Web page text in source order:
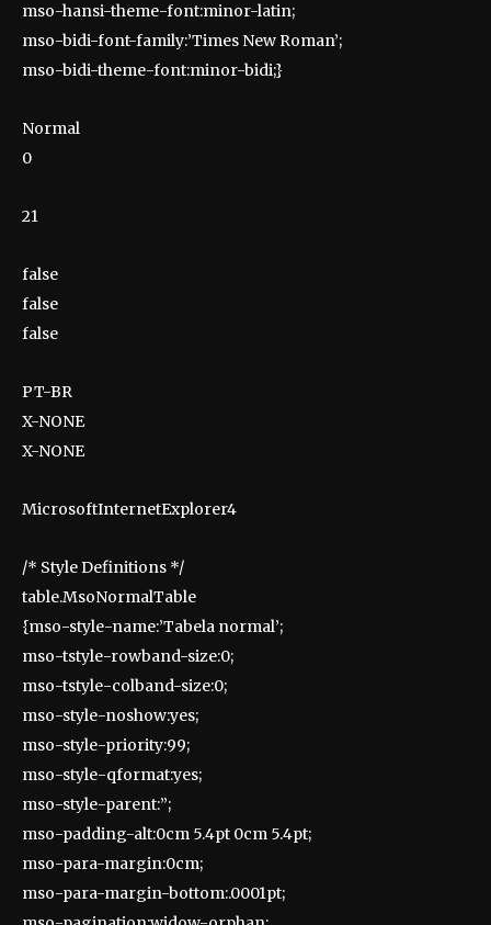
mso-hansi-theme-font:minor-latin;
mso-bidi-font-family:’Times New Roman’;
mso-bidi-theme-font:minor-bidi;}
Normal
0
21
false
false
false
PT-BR
X-NONE
X-NONE
MicrosoftInternetExplorer4
/* Style Definitions */
table.MsoNormalTable
{mso-style-name:’Tabela normal’;
mso-tstyle-rowband-size:0;
mso-tstyle-colband-size:0;
mso-style-noshow:yes;
mso-style-priority:99;
mso-style-qformat:yes;
mso-style-parent:”;
mso-padding-alt:0cm 5.4pt 0cm 5.4pt;
mso-para-margin:0cm;
mso-para-margin-bottom:.0001pt;